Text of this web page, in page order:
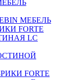
МЕБЕЛЬ
FORTE
LC
FORTE